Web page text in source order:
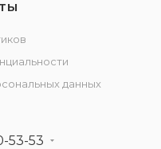
данных
53-53